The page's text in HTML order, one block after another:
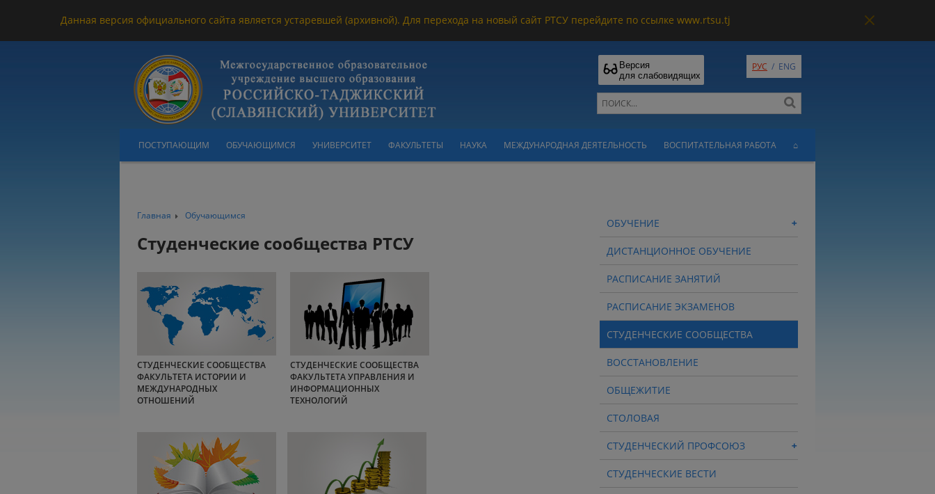
Данная версия официального сайта является устаревшей (архивной). Для перехода на новый сайт РТСУ перейдите по ссылке www.rtsu.tj
Версия
для слабовидящих
РУС / ENG
ПОСТУПАЮЩИМ ОБУЧАЮЩИМСЯ УНИВЕРСИТЕТ ФАКУЛЬТЕТЫ НАУКА МЕЖДУНАРОДНАЯ ДЕЯТЕЛЬНОСТЬ ВОСПИТАТЕЛЬНАЯ РАБОТА ⌂
Главная Обучающимся
Студенческие сообщества РТСУ
СТУДЕНЧЕСКИЕ СООБЩЕСТВА
ФАКУЛЬТЕТА ИСТОРИИ И
МЕЖДУНАРОДНЫХ
ОТНОШЕНИЙ
СТУДЕНЧЕСКИЕ СООБЩЕСТВА
ФАКУЛЬТЕТА УПРАВЛЕНИЯ И
ИНФОРМАЦИОННЫХ
ТЕХНОЛОГИЙ
ОБУЧЕНИЕ
ДИСТАНЦИОННОЕ ОБУЧЕНИЕ
РАСПИСАНИЕ ЗАНЯТИЙ
РАСПИСАНИЕ ЭКЗАМЕНОВ
СТУДЕНЧЕСКИЕ СООБЩЕСТВА
ВОССТАНОВЛЕНИЕ
ОБЩЕЖИТИЕ
СТОЛОВАЯ
СТУДЕНЧЕСКИЙ ПРОФСОЮЗ
СТУДЕНЧЕСКИЕ ВЕСТИ